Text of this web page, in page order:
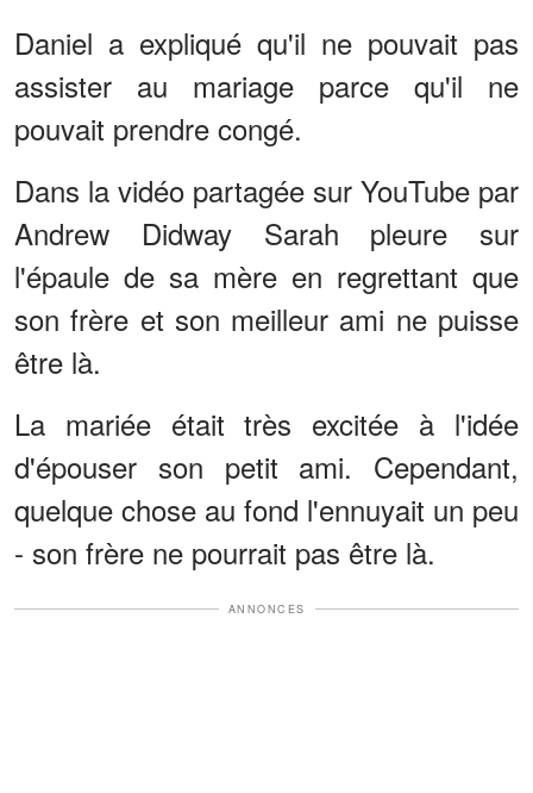
Daniel a expliqué qu'il ne pouvait pas
assister au mariage parce qu'il ne
pouvait prendre congé.
Dans la vidéo partagée sur YouTube par
Andrew Didway Sarah pleure sur
l'épaule de sa mère en regrettant que
son frère et son meilleur ami ne puisse
être là.
La mariée était très excitée à l'idée
d'épouser son petit ami. Cependant,
quelque chose au fond l'ennuyait un peu
- son frère ne pourrait pas être là.
ANNONCES